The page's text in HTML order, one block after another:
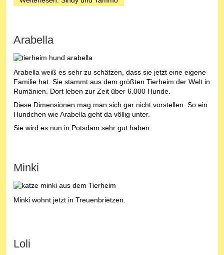
Arabella
Arabella weiß es sehr zu schätzen, dass sie jetzt eine eigene
Familie hat. Sie stammt aus dem größten Tierheim der Welt in
Rumänien. Dort leben zur Zeit über 6.000 Hunde.
Diese Dimensionen mag man sich gar nicht vorstellen. So ein
Hundchen wie Arabella geht da völlig unter.
Sie wird es nun in Potsdam sehr gut haben.
Minki
Minki wohnt jetzt in Treuenbrietzen.
Loli